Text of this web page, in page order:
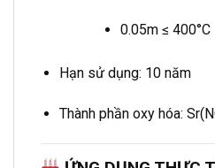
0.05m ≤ 400°C
Hạn sử dụng: 10 năm
Thành phần oxy hóa: